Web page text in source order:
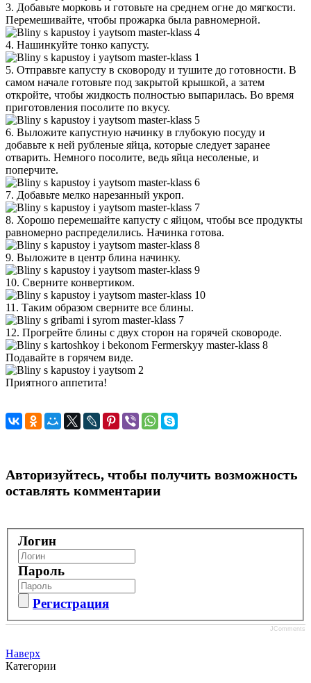
3. Добавьте морковь и готовьте на среднем огне до мягкости.
Перемешивайте, чтобы прожарка была равномерной.
4. Нашинкуйте тонко капусту.
5. Отправьте капусту в сковороду и тушите до готовности. В
самом начале готовьте под закрытой крышкой, а затем
откройте, чтобы жидкость полностью выпарилась. Во время
приготовления посолите по вкусу.
6. Выложите капустную начинку в глубокую посуду и
добавьте к ней рубленые яйца, которые следует заранее
отварить. Немного посолите, ведь яйца несоленые, и
поперчите.
7. Добавьте мелко нарезанный укроп.
8. Хорошо перемешайте капусту с яйцом, чтобы все продукты
равномерно распределились. Начинка готова.
9. Выложите в центр блина начинку.
10. Сверните конвертиком.
11. Таким образом сверните все блины.
12. Прогрейте блины с двух сторон на горячей сковороде.
Подавайте в горячем виде.
Приятного аппетита!
Авторизуйтесь, чтобы получить возможность
оставлять комментарии
Логин
Пароль
Регистрация
JComments
Наверх
Категории